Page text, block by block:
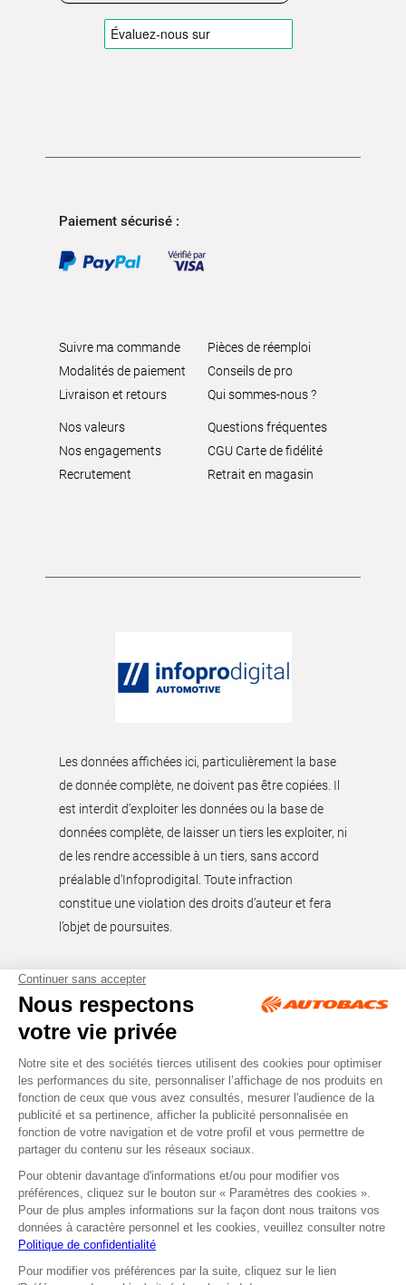
Paiement sécurisé :
Suivre ma commande
Modalités de paiement
Livraison et retours
Pièces de réemploi
Conseils de pro
Qui sommes-nous ?
Nos valeurs
Nos engagements
Recrutement
Questions fréquentes
CGU Carte de fidélité
Retrait en magasin
Les données affichées ici, particulièrement la base
de donnée complète, ne doivent pas être copiées. Il
est interdit d’exploiter les données ou la base de
données complète, de laisser un tiers les exploiter, ni
de les rendre accessible à un tiers, sans accord
préalable d'Infoprodigital. Toute infraction
constitue une violation des droits d’auteur et fera
l’objet de poursuites.
Tous droits réservés © Autobacs
Mentions légales RGPD
Cookies CGV
Facebook Instagram